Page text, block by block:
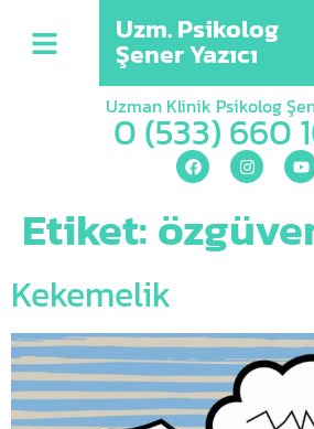
Uzm. Psikolog
Şener Yazıcı
Uzman Klinik Psikolog
0 (533) 660
Etiket:
Kekemelik